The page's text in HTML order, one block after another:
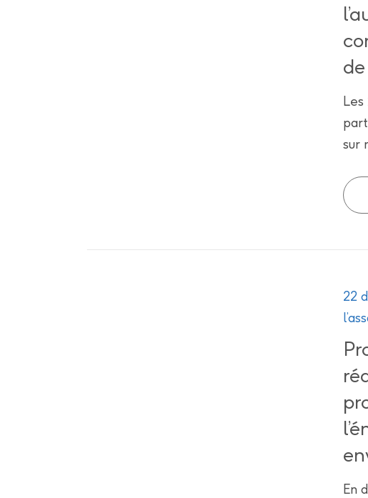
sur
22
En